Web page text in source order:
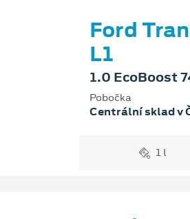
Ford
L1
1.0 EcoBoost
Pobočka
Centrální sklad v
1 l